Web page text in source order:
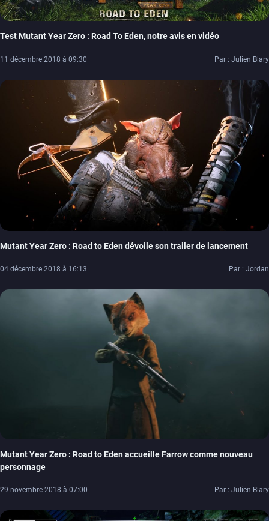
Test Mutant Year Zero : Road To Eden, notre avis en vidéo
11 décembre 2018 à 09:30 Par : Julien Blary
Mutant Year Zero : Road to Eden dévoile son trailer de lancement
04 décembre 2018 à 16:13 Par : Jordan
Mutant Year Zero : Road to Eden accueille Farrow comme nouveau
personnage
29 novembre 2018 à 07:00 Par : Julien Blary